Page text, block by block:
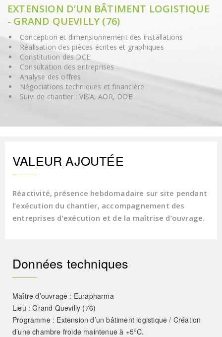
EXTENSION D’UN BÂTIMENT LOGISTIQUE
- GRAND QUEVILLY (76)
Conception et dimensionnement des installations
Réalisation des pièces écrites et graphiques
Constitution des DCE
Consultation des entreprises
Analyse des offres
Négociations techniques et financière
Suivi de chantier : VISA, AOR, DOE
VALEUR AJOUTÉE
Réactivité, présence hebdomadaire sur site pendant
l’exécution du chantier, accompagnement des
entreprises d’exécution et de la maîtrise d’ouvrage.
Données techniques
Maître d’ouvrage : Eurapharma
Lieu : Grand Quevilly (76)
Programme : Extension d’un bâtiment logistique / Création
d’une chambre froide maintenue à +5°C.